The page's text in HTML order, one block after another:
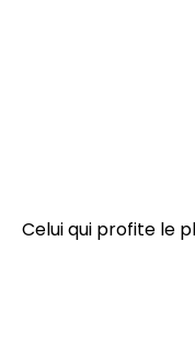
Celui qui profite le